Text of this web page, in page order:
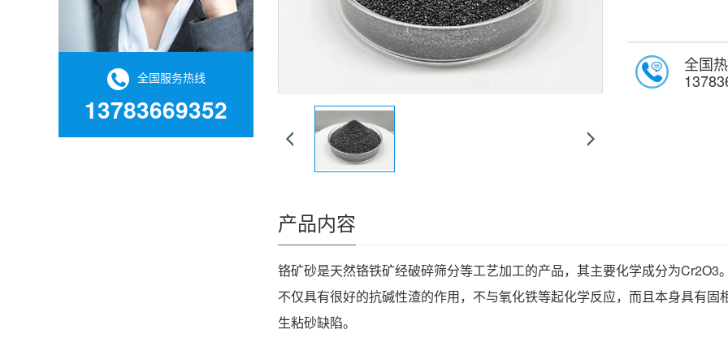
全国服务热线
13783669352
全国
产品内容
铬矿砂是天然铬铁矿经破碎筛分等工艺加工的产品，其主要化学成分为
不仅具有很好的抗碱性渣的作用，不与氧化铁等起化学反应，而且本身具有
生粘砂缺陷。